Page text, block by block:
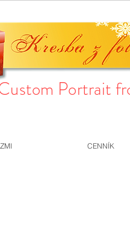
Portrait
CENNÍK